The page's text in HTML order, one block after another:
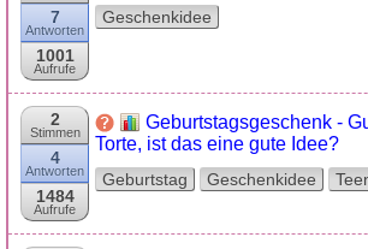
7
Antworten
1001
Aufrufe
Geschenkidee
2
Stimmen
4
Antworten
1484
Aufrufe
Geburtstagsgeschenk -
Torte, ist das eine gute Idee?
Geburtstag Geschenkidee